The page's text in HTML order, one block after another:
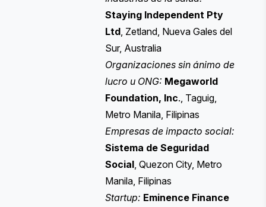
Staying Independent Pty
Ltd , Zetland, Nueva Gales del
Sur, Australia
Organizaciones sin ánimo de
lucro u ONG: Megaworld
Foundation, Inc., Taguig,
Metro Manila, Filipinas
Empresas de impacto social:
Sistema de Seguridad
Social , Quezon City, Metro
Manila, Filipinas
Startup: Eminence Finance